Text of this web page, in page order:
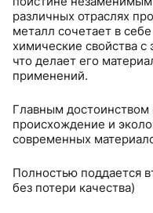
различных отраслях
металл сочетает в
химические свойства с
что делает его
применений.
Главным
происхождение и
современных
Полностью поддается
без потери качества)